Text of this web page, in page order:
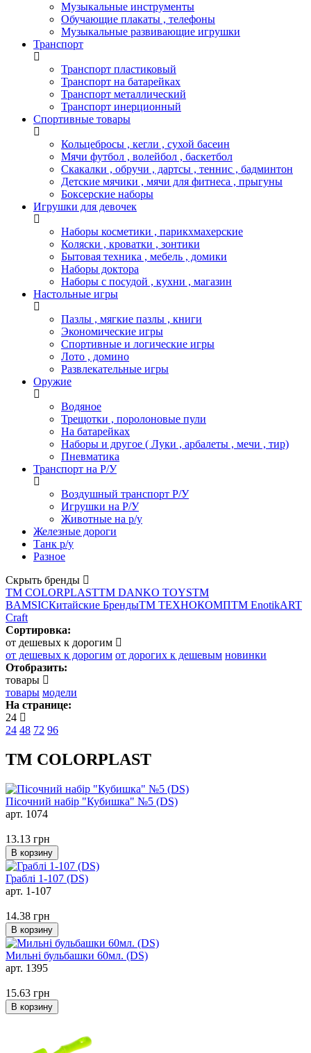
Музыкальные инструменты
Обучающие плакаты , телефоны
Музыкальные развивающие игрушки
Транспорт
Транспорт пластиковый
Транспорт на батарейках
Транспорт металлический
Транспорт инерционный
Спортивные товары
Кольцебросы , кегли , сухой басеин
Мячи футбол , волейбол , баскетбол
Скакалки , обручи , дартсы , теннис , бадминтон
Детские мячики , мячи для фитнеса , прыгуны
Боксерские наборы
Игрушки для девочек
Наборы косметики , парикхмахерские
Коляски , кроватки , зонтики
Бытовая техника , мебель , домики
Наборы доктора
Наборы с посудой , кухни , магазин
Настольные игры
Пазлы , мягкие пазлы , книги
Экономические игры
Спортивные и логические игры
Лото , домино
Развлекательные игры
Оружие
Водяное
Трещотки , поролоновые пули
На батарейках
Наборы и другое ( Луки , арбалеты , мечи , тир)
Пневматика
Транспорт на Р/У
Воздушный транспорт Р/У
Игрушки на Р/У
Животные на р/у
Железные дороги
Танк р/у
Разное
Скрыть бренды
ТМ COLORPLASTТМ DANKO TOYSТМ
BAMSICКитайские БрендыТМ ТЕХНОКОМПТМ EnotikART
Craft
Сортировка:
от дешевых к дорогим
от дешевых к дорогим от дорогих к дешевым новинки
Отобразить:
товары
товары модели
На странице:
24
24 48 72 96
ТМ COLORPLAST
Пісочний набір "Кубишка" №5 (DS)
арт. 1074
13.13 грн
В корзину
Граблі 1-107 (DS)
арт. 1-107
14.38 грн
В корзину
Мильні бульбашки 60мл. (DS)
арт. 1395
15.63 грн
В корзину